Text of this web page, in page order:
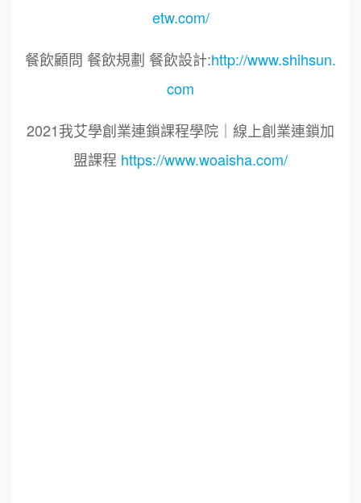
etw.com/
餐飲顧問 餐飲規劃 餐飲設計:http://www.shihsun.
com
2021我艾學創業連鎖課程學院｜線上創業連鎖加
盟課程 https://www.woaisha.com/